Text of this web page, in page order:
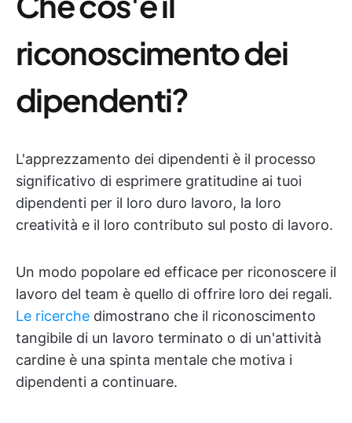
riconoscimento dei
dipendenti?
L'apprezzamento dei dipendenti è il processo
significativo di esprimere gratitudine ai tuoi
dipendenti per il loro duro lavoro, la loro
creatività e il loro contributo sul posto di lavoro.
Un modo popolare ed efficace per riconoscere il
lavoro del team è quello di offrire loro dei regali.
Le ricerche dimostrano che il riconoscimento
tangibile di un lavoro terminato o di un'attività
cardine è una spinta mentale che motiva i
dipendenti a continuare.